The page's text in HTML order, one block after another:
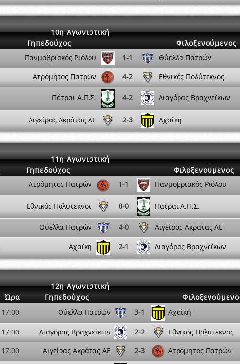
10η Αγωνιστική
Γηπεδούχος Φιλοξενούμενος
Πανμοβριακός Ριόλου 1-1 Θύελλα Πατρών
Ατρόμητος Πατρών 4-2 Εθνικός Πολύτεκνος
Πάτραι Α.Π.Σ. 4-2 Διαγόρας Βραχνεΐκων
Αιγείρας Ακράτας ΑΕ 2-3 Αχαΐκή
11η Αγωνιστική
Γηπεδούχος Φιλοξενούμενος
Ατρόμητος Πατρών 1-1 Πανμοβριακός Ριόλου
Εθνικός Πολύτεκνος 0-0 Πάτραι Α.Π.Σ.
Θύελλα Πατρών 4-0 Αιγείρας Ακράτας ΑΕ
Αχαΐκή 2-1 Διαγόρας Βραχνεΐκων
12η Αγωνιστική
Ώρα Γηπεδούχος
17:00 Θύελλα Πατρών 3-1 Αχαΐκή
17:00 Διαγόρας Βραχνεΐκων 2-2
Εθνικός Πολύτεκνος
17:00 Αιγείρας Ακράτας ΑΕ 2-3 Ατρόμητος Πατρών